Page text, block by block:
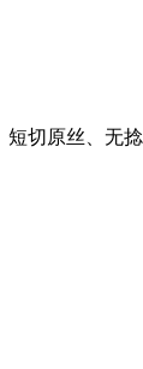
原丝、无捻